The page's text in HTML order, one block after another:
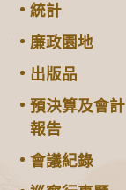
統計
廉政園地
出版品
預決算及會計
報告
會議紀錄